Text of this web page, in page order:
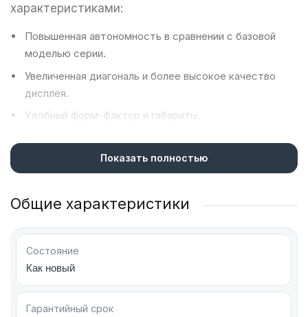
характеристиками:
Повышенная автономность в сравнении с базовой
моделью серии.
Увеличенная диагональ и более высокое качество
дисплея.
Удобный форм-фактор и габариты.
Эта модель используется геймерами, контент-
мейкерами, активными пользователями
задач. Сделает комфортной работу и учебу,
хобби и досуг.
Дата выхода смартфона — 1 февраля.
Для пользователей Galaxy S23 Plus новые
модели Samsung предлагают широкий выбор.
Откройте для себя Galaxy S25 FE для
Показать полностью
Общие характеристики
Состояние
Как новый
Гарантийный срок